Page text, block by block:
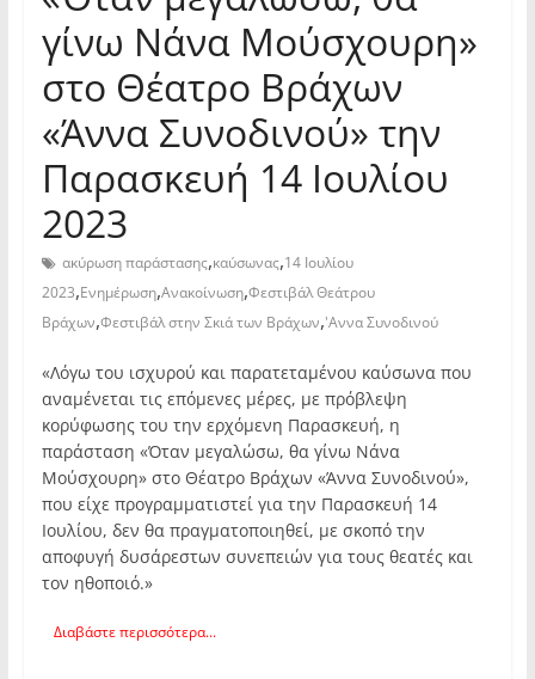
γίνω Νάνα Μούσχουρη»
στο Θέατρο Βράχων
«Άννα Συνοδινού» την
Παρασκευή 14 Ιουλίου
2023
ακύρωση παράστασης,καύσωνας,14 Ιουλίου
2023,Ενημέρωση,Ανακοίνωση,Φεστιβάλ Θεάτρου
Βράχων,Φεστιβάλ στην Σκιά των Βράχων,'Αννα Συνοδινού
«Λόγω του ισχυρού και παρατεταμένου καύσωνα που
αναμένεται τις επόμενες μέρες, με πρόβλεψη
κορύφωσης του την ερχόμενη Παρασκευή, η
παράσταση «Όταν μεγαλώσω, θα γίνω Νάνα
Μούσχουρη» στο Θέατρο Βράχων «Άννα Συνοδινού»,
που είχε προγραμματιστεί για την Παρασκευή 14
Ιουλίου, δεν θα πραγματοποιηθεί, με σκοπό την
αποφυγή δυσάρεστων συνεπειών για τους θεατές και
τον ηθοποιό.»
Διαβάστε περισσότερα...